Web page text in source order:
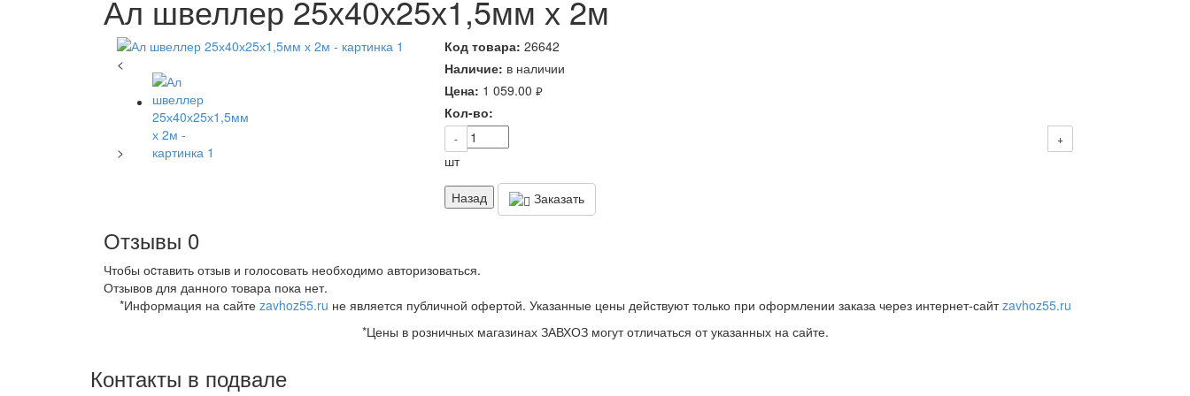
Ал швеллер 25х40х25х1,5мм х 2м
<
>
Код товара: 26642
Наличие: в наличии
Цена: 1 059.00 руб.
Кол-во:
- +
шт
Назад Заказать
Отзывы 0
Чтобы оcтавить отзыв и голосовать необходимо авторизоваться.
Отзывов для данного товара пока нет.
*Информация на сайте zavhoz55.ru не является публичной офертой. Указанные цены действуют только при оформлении заказа через интернет-сайтzavhoz55.ru
*Цены в розничных магазинах ЗАВХОЗ могут отличаться от указанных на сайте.
Контакты в подвале